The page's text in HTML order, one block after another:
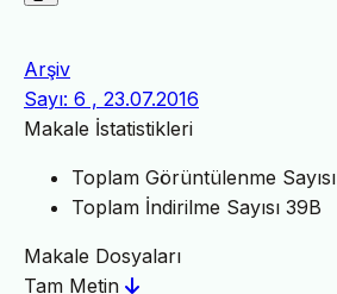
Arşiv
Sayı: 6 , 23.07.2016
Makale İstatistikleri
Toplam Görüntülenme Sayısı
Toplam İndirilme Sayısı 39B
Makale Dosyaları
Tam Metin